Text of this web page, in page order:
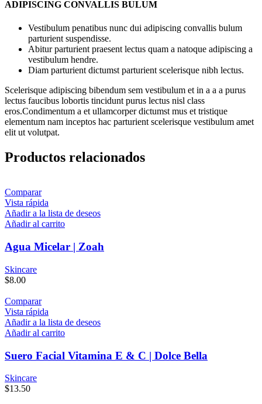
ADIPISCING CONVALLIS BULUM
Vestibulum penatibus nunc dui adipiscing convallis bulum
parturient suspendisse.
Abitur parturient praesent lectus quam a natoque adipiscing a
vestibulum hendre.
Diam parturient dictumst parturient scelerisque nibh lectus.
Scelerisque adipiscing bibendum sem vestibulum et in a a a purus
lectus faucibus lobortis tincidunt purus lectus nisl class
eros.Condimentum a et ullamcorper dictumst mus et tristique
elementum nam inceptos hac parturient scelerisque vestibulum amet
elit ut volutpat.
Productos relacionados
Comparar
Vista rápida
Añadir a la lista de deseos
Añadir al carrito
Agua Micelar | Zoah
Skincare
$8.00
Comparar
Vista rápida
Añadir a la lista de deseos
Añadir al carrito
Suero Facial Vitamina E & C | Dolce Bella
Skincare
$13.50